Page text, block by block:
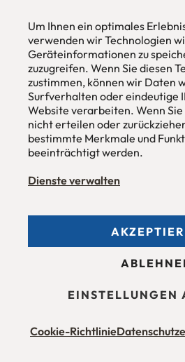
Um Ihnen ein optimales
verwenden wir Technologien
Geräteinformationen zu
zuzugreifen. Wenn Sie diesen
zustimmen, können wir Daten
Surfverhalten oder eindeutige
Website verarbeiten. Wenn
nicht erteilen oder
bestimmte Merkmale und
beeinträchtigt werden.
Dienste verwalten
EINSTELLUNGEN
Cookie-Richtlinie
Individuelles Wohndesign
ohne Mehrpreis nach Maß
Hans Pinsel-Str. 1
im DreierHaus
85540Haar / München
089 / 420 44 535
Fax
089 / 456 00 646
E-Mail
mail@urbana-moebel.de
Öffnungszeiten des
Montag bis Freitag 09:30 — 18:30 Uhr
Samstag 09:30 -16:00 Uhr
Allgemeine
Maßmöbel